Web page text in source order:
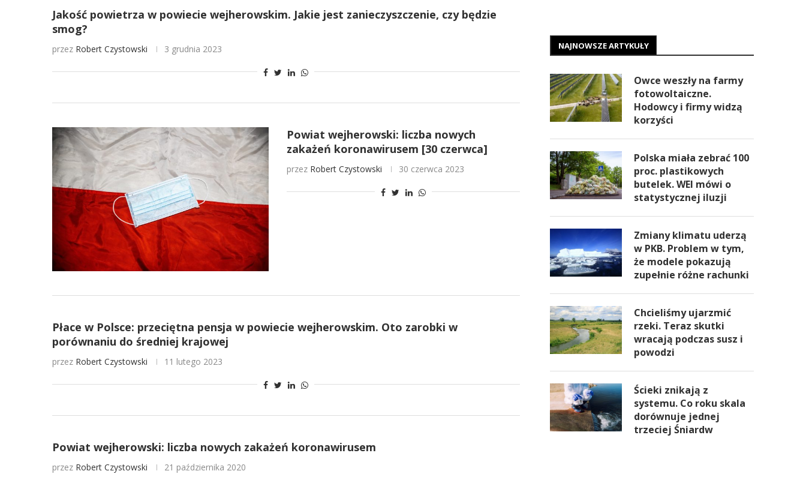
Jakość powietrza w powiecie wejherowskim. Jakie jest zanieczyszczenie, czy będzie
smog?
przez Robert Czystowski 3 grudnia 2023
Powiat wejherowski: liczba nowych
zakażeń koronawirusem [30 czerwca]
przez Robert Czystowski 30 czerwca 2023
Płace w Polsce: przeciętna pensja w powiecie wejherowskim. Oto zarobki w
porównaniu do średniej krajowej
przez Robert Czystowski 11 lutego 2023
Powiat wejherowski: liczba nowych zakażeń koronawirusem
przez Robert Czystowski 21 października 2020
NAJNOWSZE ARTYKUŁY
Owce weszły na farmy
fotowoltaiczne.
Hodowcy i firmy widzą
korzyści
Polska miała zebrać 100
proc. plastikowych
butelek. WEI mówi o
statystycznej iluzji
Zmiany klimatu uderzą
w PKB. Problem w tym,
że modele pokazują
zupełnie różne rachunki
Chcieliśmy ujarzmić
rzeki. Teraz skutki
wracają podczas susz i
powodzi
Ścieki znikają z
systemu. Co roku skala
dorównuje jednej
trzeciej Śniardw